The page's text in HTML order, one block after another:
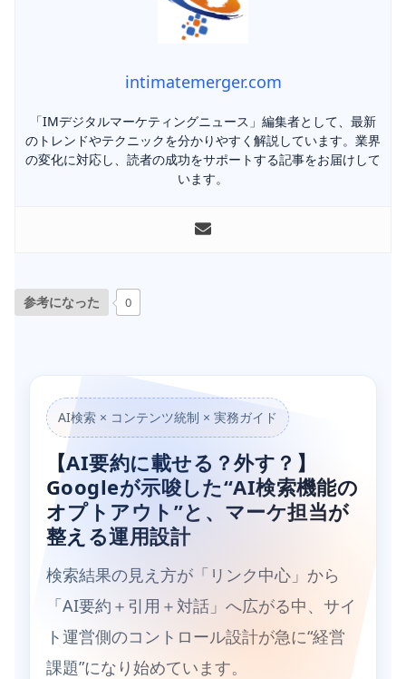
intimatemerger.com
「IMデジタルマーケティングニュース」編集者として、最新
のトレンドやテクニックを分かりやすく解説しています。業界
の変化に対応し、読者の成功をサポートする記事をお届けして
います。
参考になった 0
AI検索 × コンテンツ統制 × 実務ガイド
【AI要約に載せる？外す？】
Googleが示唆した“AI検索機能の
オプトアウト”と、マーケ担当が
整える運用設計
検索結果の見え方が「リンク中心」から
「AI要約＋引用＋対話」へ広がる中、サイ
ト運営側のコントロール設計が急に“経営
課題”になり始めています。